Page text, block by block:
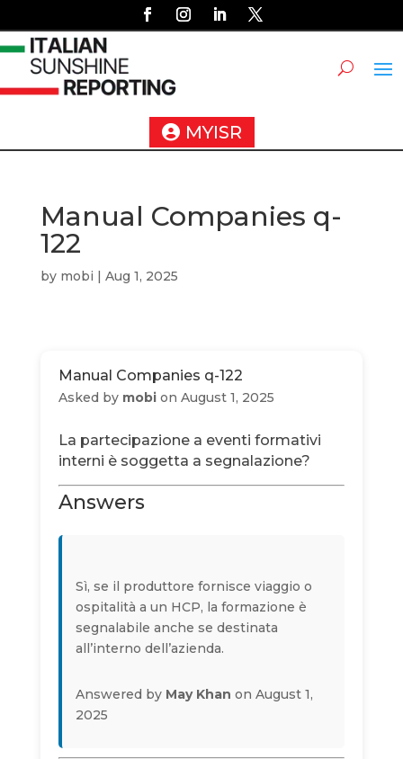
MYISR
Manual Companies q-
122
by mobi | Aug 1, 2025
Manual Companies q-122
Asked by mobion August 1, 2025
La partecipazione a eventi formativi
interni è soggetta a segnalazione?
Answers
Sì, se il produttore fornisce viaggio o
ospitalità a un HCP, la formazione è
segnalabile anche se destinata
all’interno dell’azienda.
Answered by May Khan on August 1,
2025